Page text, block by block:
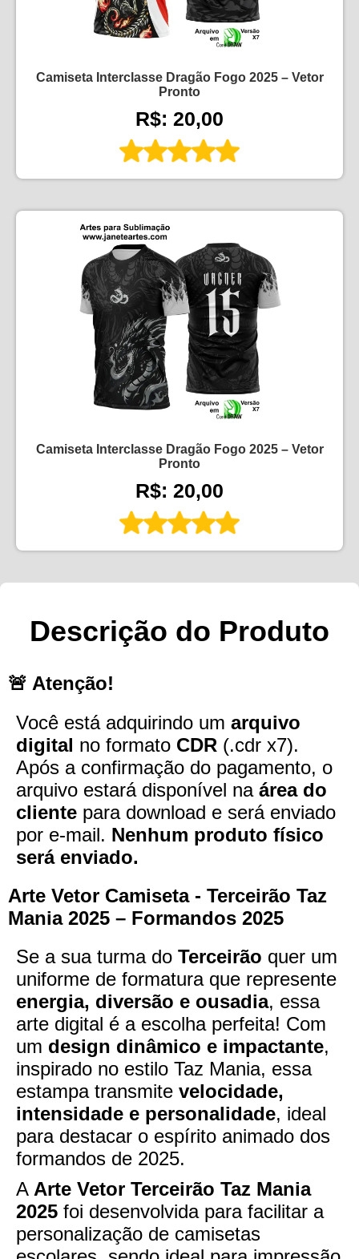
Camiseta Interclasse Dragão Fogo 2025 – Vetor
Pronto
R$: 20,00
Camiseta Interclasse Dragão Fogo 2025 – Vetor
Pronto
R$: 20,00
Descrição do Produto
🚨 Atenção!
Você está adquirindo um arquivo
digital no formato CDR (.cdr x7).
Após a confirmação do pagamento, o
arquivo estará disponível na área do
cliente para download e será enviado
por e-mail. Nenhum produto físico
será enviado.
Arte Vetor Camiseta - Terceirão Taz
Mania 2025 – Formandos 2025
Se a sua turma do Terceirão quer um
uniforme de formatura que represente
energia, diversão e ousadia, essa
arte digital é a escolha perfeita! Com
um design dinâmico e impactante,
inspirado no estilo Taz Mania, essa
estampa transmite velocidade,
intensidade e personalidade, ideal
para destacar o espírito animado dos
formandos de 2025.
A Arte Vetor Terceirão Taz Mania
2025 foi desenvolvida para facilitar a
personalização de camisetas